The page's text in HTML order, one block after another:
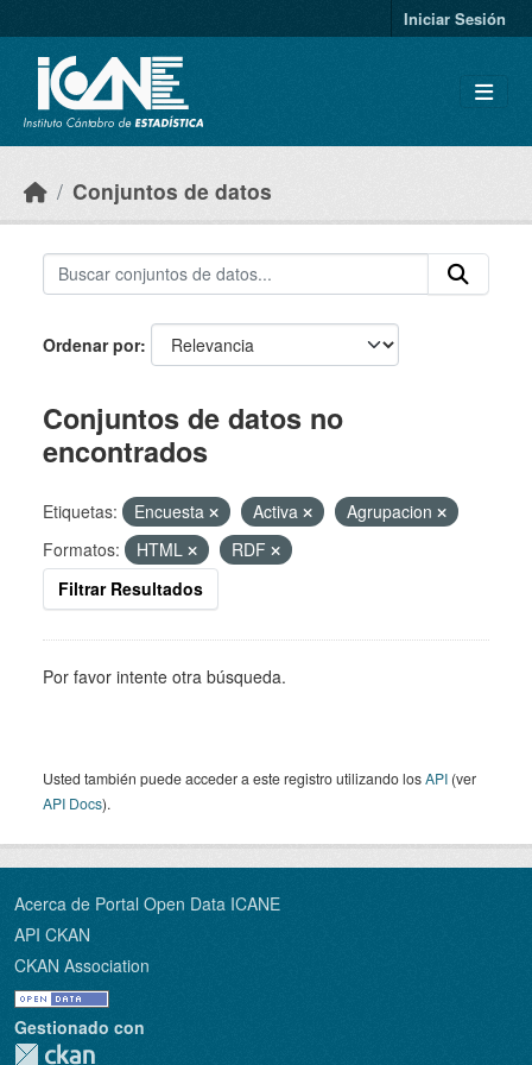
Iniciar Sesión
Conjuntos de datos
Ordenar por
Conjuntos de datos no
encontrados
Etiquetas: Encuesta Activa
Agrupacion
Formatos:
HTML
RDF
Filtrar Resultados
Por favor intente otra búsqueda.
Usted también puede acceder a este registro utilizando losAPI (ver
API Docs).
Acerca de Portal Open Data ICANE
API CKAN
CKAN Association
Gestionado con